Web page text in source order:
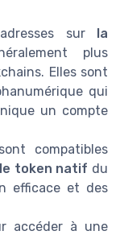
sur
la
plus
Elles sont
qui
un compte
compatibles
token natif du
efficace et des
accéder à une